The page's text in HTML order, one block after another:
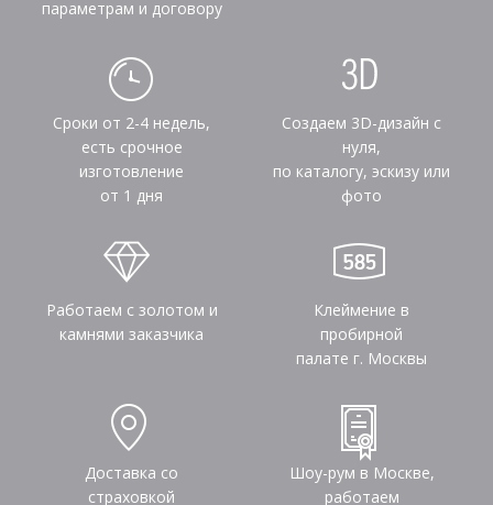
параметрам и договору
Сроки от 2-4 недель,
есть срочное
изготовление
от 1 дня
Создаем 3D-дизайн с
нуля,
по каталогу, эскизу или
фото
Работаем с золотом и
камнями заказчика
Клеймение в
пробирной
палате г. Москвы
Доставка со
страховкой
Шоу-рум в Москве,
работаем